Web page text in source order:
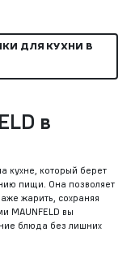
ДЛЯ КУХНИ В
в
кухне, который берет
пищи. Она позволяет
жарить, сохраняя
MAUNFELD вы
блюда без лишних